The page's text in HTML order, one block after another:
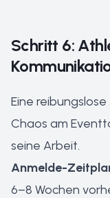
Schritt 6:
Eine
Chaos am
seine Arbeit.
Anmelde-
6–8 Wochen